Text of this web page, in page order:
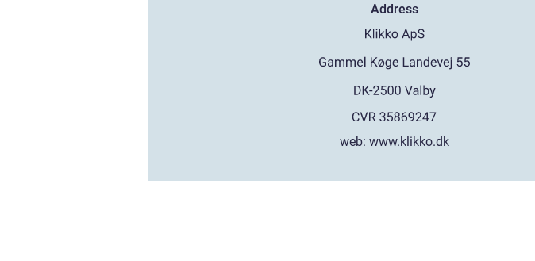
Address
web:www.klikko.dk